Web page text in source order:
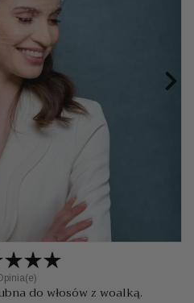
do włosów z woalką.
